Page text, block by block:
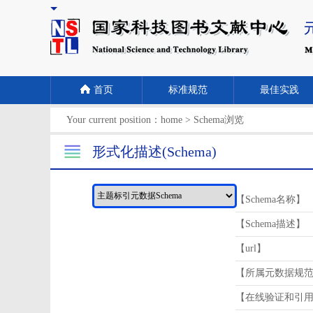
首页 标准规范 最佳实践
Your current position： home > Schema浏览
形式化描述(Schema)
【Schema名称】
【Schema描述】
【url】
【所属元数据规
【在线验证和引